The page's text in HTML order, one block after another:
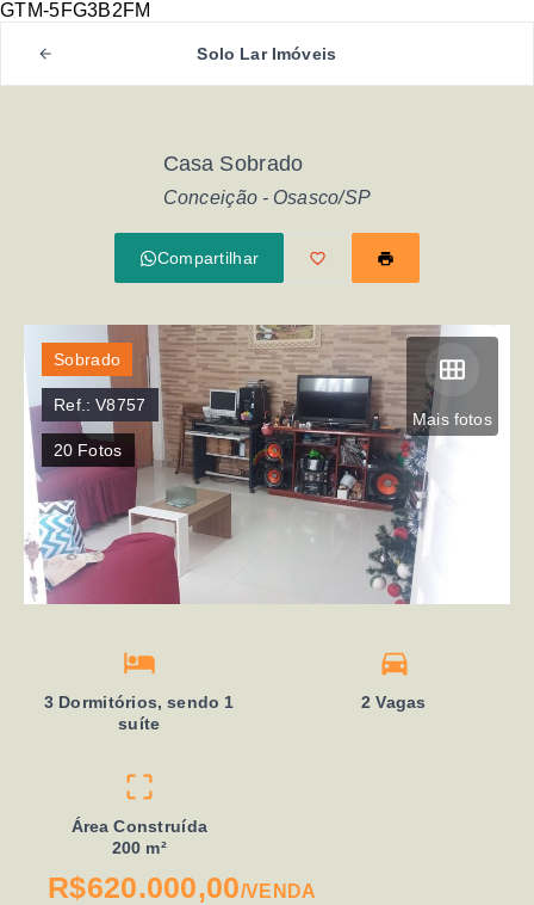
GTM-5FG3B2FM
Solo Lar Imóveis
Casa Sobrado
Conceição - Osasco/SP
Compartilhar
Mais fotos
Sobrado
Ref.:V8757
20 Fotos
3 Dormitórios, sendo 1
suíte
2 Vagas
Área Construída
200 m²
R$620.000,00/VENDA